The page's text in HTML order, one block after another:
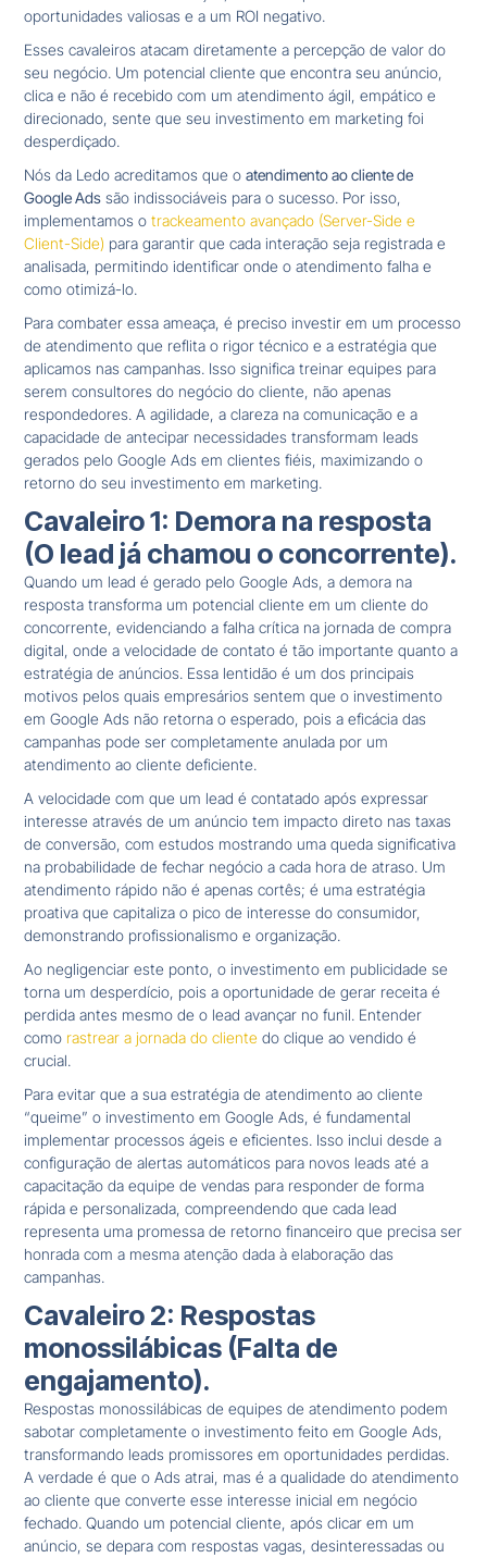
oportunidades valiosas e a um ROI negativo.
Esses cavaleiros atacam diretamente a percepção de valor do
seu negócio. Um potencial cliente que encontra seu anúncio,
clica e não é recebido com um atendimento ágil, empático e
direcionado, sente que seu investimento em marketing foi
desperdiçado.
Nós da Ledo acreditamos que oatendimento ao cliente de
Google Ads são indissociáveis para o sucesso. Por isso,
implementamos otrackeamento avançado (Server-Side e
Client-Side) para garantir que cada interação seja registrada e
analisada, permitindo identificar onde o atendimento falha e
como otimizá-lo.
Para combater essa ameaça, é preciso investir em um processo
de atendimento que reflita o rigor técnico e a estratégia que
aplicamos nas campanhas. Isso significa treinar equipes para
serem consultores do negócio do cliente, não apenas
respondedores. A agilidade, a clareza na comunicação e a
capacidade de antecipar necessidades transformam leads
gerados pelo Google Ads em clientes fiéis, maximizando o
retorno do seu investimento em marketing.
Cavaleiro 1: Demora na resposta
(O lead já chamou o concorrente).
Quando um lead é gerado pelo Google Ads, a demora na
resposta transforma um potencial cliente em um cliente do
concorrente, evidenciando a falha crítica na jornada de compra
digital, onde a velocidade de contato é tão importante quanto a
estratégia de anúncios. Essa lentidão é um dos principais
motivos pelos quais empresários sentem que o investimento
em Google Ads não retorna o esperado, pois a eficácia das
campanhas pode ser completamente anulada por um
atendimento ao cliente deficiente.
A velocidade com que um lead é contatado após expressar
interesse através de um anúncio tem impacto direto nas taxas
de conversão, com estudos mostrando uma queda significativa
na probabilidade de fechar negócio a cada hora de atraso. Um
atendimento rápido não é apenas cortês; é uma estratégia
proativa que capitaliza o pico de interesse do consumidor,
demonstrando profissionalismo e organização.
Ao negligenciar este ponto, o investimento em publicidade se
torna um desperdício, pois a oportunidade de gerar receita é
perdida antes mesmo de o lead avançar no funil. Entender
como rastrear a jornada do cliente do clique ao vendido é
crucial.
Para evitar que a sua estratégia de atendimento ao cliente
“queime” o investimento em Google Ads, é fundamental
implementar processos ágeis e eficientes. Isso inclui desde a
configuração de alertas automáticos para novos leads até a
capacitação da equipe de vendas para responder de forma
rápida e personalizada, compreendendo que cada lead
representa uma promessa de retorno financeiro que precisa ser
honrada com a mesma atenção dada à elaboração das
campanhas.
Cavaleiro 2: Respostas
monossilábicas (Falta de
engajamento).
Respostas monossilábicas de equipes de atendimento podem
sabotar completamente o investimento feito em Google Ads,
transformando leads promissores em oportunidades perdidas.
A verdade é que o Ads atrai, mas é a qualidade do atendimento
ao cliente que converte esse interesse inicial em negócio
fechado. Quando um potencial cliente, após clicar em um
anúncio, se depara com respostas vagas, desinteressadas ou